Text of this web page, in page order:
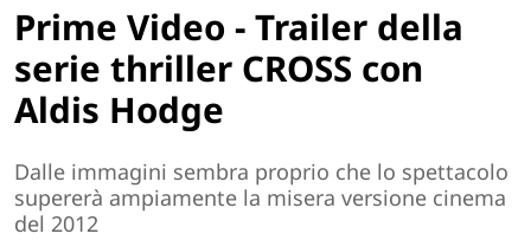
Prime Video - Trailer della
serie thriller CROSS con
Aldis Hodge
Dalle immagini sembra proprio che lo spettacolo
supererà ampiamente la misera versione cinema
del 2012